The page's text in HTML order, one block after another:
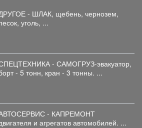
- ШЛАК, щебень, чернозем,
уголь, ...
- САМОГРУЗ-эвакуатор,
- 5 тонн, кран - 3 тонны. ...
- КАПРЕМОНТ
и агрегатов автомобилей. ...